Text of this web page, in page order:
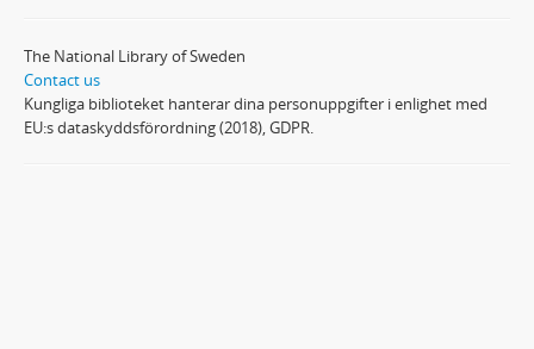
The National Library of Sweden
Contact us
Kungliga biblioteket hanterar dina personuppgifter i enlighet med
EU:s dataskyddsförordning (2018), GDPR.